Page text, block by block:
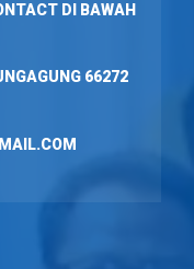
DI BAWAH
66272